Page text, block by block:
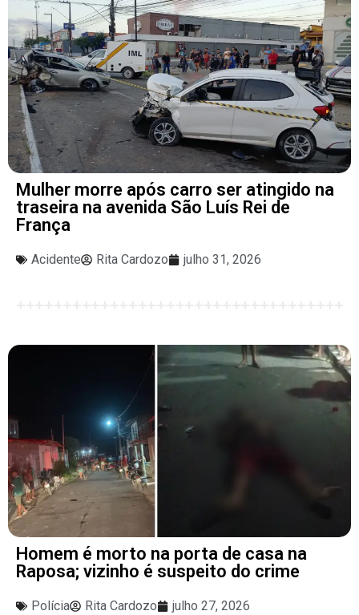
Mulher morre após carro ser atingido na
traseira na avenida São Luís Rei de
França
Acidente Rita Cardozo julho 31, 2026
Homem é morto na porta de casa na
Raposa; vizinho é suspeito do crime
Polícia Rita Cardozo julho 27, 2026